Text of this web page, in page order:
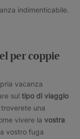
indimenticabile.
per coppie
vacanza
sul tipo di viaggio
una
vivere la vostra
vostro fuga